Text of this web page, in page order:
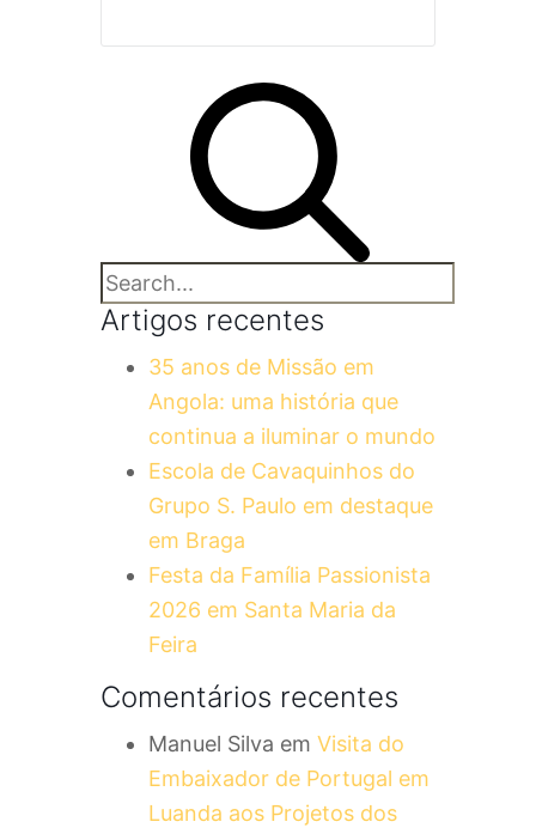
Artigos recentes
35 anos de Missão em
Angola: uma história que
continua a iluminar o mundo
Escola de Cavaquinhos do
Grupo S. Paulo em destaque
em Braga
Festa da Família Passionista
2026 em Santa Maria da
Feira
Comentários recentes
Manuel Silva em Visita do
Embaixador de Portugal em
Luanda aos Projetos dos